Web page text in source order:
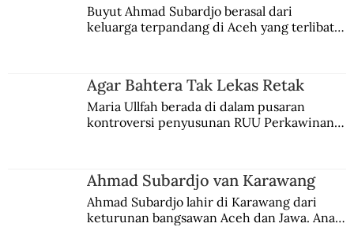
Buyut Ahmad Subardjo berasal dari
keluarga terpandang di Aceh yang terlibat
Agar Bahtera Tak Lekas Retak
Maria Ullfah berada di dalam pusaran
kontroversi penyusunan RUU Perkawinan.
Ahmad Subardjo van Karawang
Ahmad Subardjo lahir di Karawang dari
keturunan bangsawan Aceh dan Jawa. Anak